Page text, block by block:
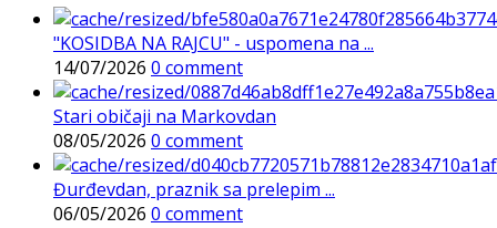
"KOSIDBA NA RAJCU" - uspomena na ...
14/07/2026 0 comment
Stari običaji na Markovdan
08/05/2026 0 comment
Đurđevdan, praznik sa prelepim ...
06/05/2026 0 comment